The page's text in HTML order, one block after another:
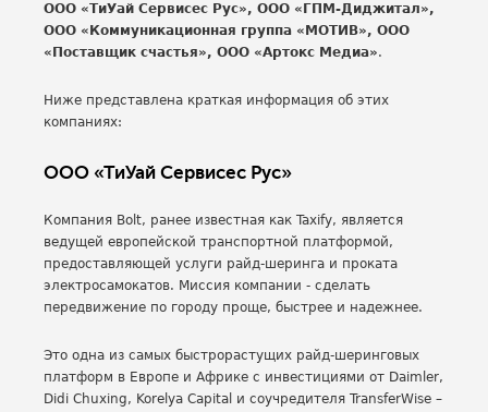
ООО «ТиУай Сервисес Рус», ООО «ГПМ-Диджитал»,
ООО «Коммуникационная группа «МОТИВ», ООО
«Поставщик счастья», ООО «Артокс Медиа».
Ниже представлена краткая информация об этих
компаниях:
ООО «ТиУай Сервисес Рус»
Компания Bolt, ранее известная как Taxify, является
ведущей европейской транспортной платформой,
предоставляющей услуги райд-шеринга и проката
электросамокатов. Миссия компании - сделать
передвижение по городу проще, быстрее и надежнее.
Это одна из самых быстрорастущих райд-шеринговых
платформ в Европе и Африке с инвестициями от Daimler,
Didi Chuxing, Korelya Capital и соучредителя TransferWise –